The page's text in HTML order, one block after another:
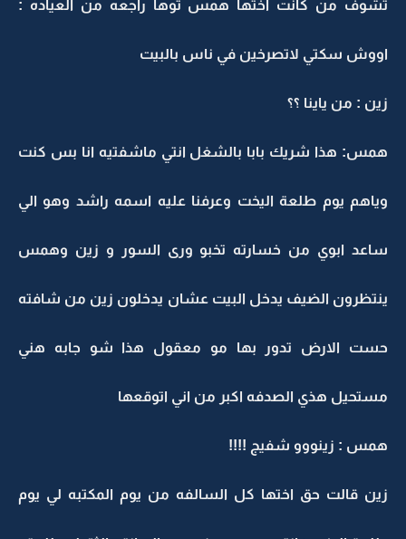
تشوف من كانت اختها همس توها راجعه من العياده :
اووش سكتي لاتصرخين في ناس بالبيت
زين : من ياينا ؟؟
همس: هذا شريك بابا بالشغل انتي ماشفتيه انا بس كنت
وياهم يوم طلعة اليخت وعرفنا عليه اسمه راشد وهو الي
ساعد ابوي من خسارته تخبو ورى السور و زين وهمس
ينتظرون الضيف يدخل البيت عشان يدخلون زين من شافته
حست الارض تدور بها مو معقول هذا شو جابه هني
مستحيل هذي الصدفه اكبر من اني اتوقعها
همس : زينووو شفيج !!!!
زين قالت حق اختها كل السالفه من يوم المكتبه لي يوم